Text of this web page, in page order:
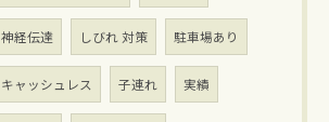
神経伝達 しびれ 対策 駐車場あり
キャッシュレス 子連れ 実績